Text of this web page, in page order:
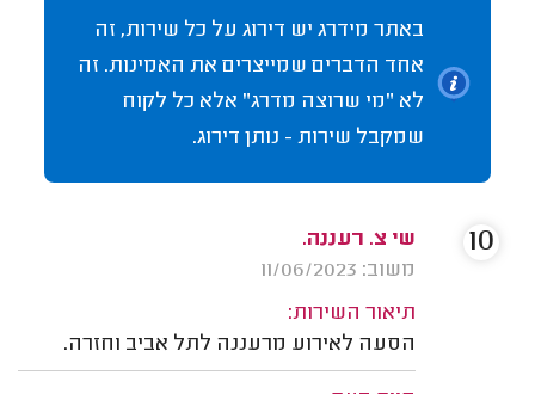
באתר מידרג יש דירוג על כל שירות, זה
אחד הדברים שמייצרים את האמינות. זה
לא "מי שרוצה מדרג" אלא כל לקוח
שמקבל שירות - נותן דירוג.
שי צ. רעננה.
משוב: 11/06/2023
תיאור השירות:
הסעה לאירוע מרעננה לתל אביב וחזרה.
10